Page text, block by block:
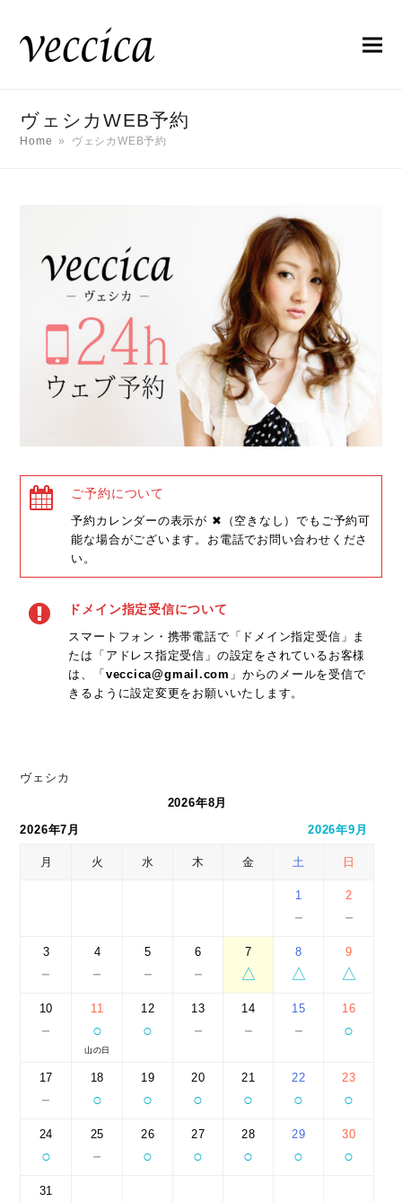
ヴェシカWEB予約
Home » ヴェシカWEB予約
ご予約について
予約カレンダーの表示が ✖（空きなし）でもご予約可
能な場合がございます。お電話でお問い合わせくださ
い。
ドメイン指定受信について
スマートフォン・携帯電話で「ドメイン指定受信」ま
たは「アドレス指定受信」の設定をされているお客様
は、「 veccica@gmail.com 」からのメールを受信で
きるように設定変更をお願いいたします。
ヴェシカ
2026年8月
2026年7月
2026年9月
月 火 水 木 金 土 日
1
－
2
－
3
－
4
－
5
－
6
－
7
△
8
△
9
△
10
－
11
○
山の日
12
○
13
－
14
－
15
－
16
○
17
－
18
○
19
○
20
○
21
○
22
○
23
○
24
○
25
－
26
○
27
○
28
○
29
○
30
○
31